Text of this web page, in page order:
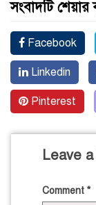
সংবাদটি
Facebook
Linkedin
Pinterest
Leave
Comment *